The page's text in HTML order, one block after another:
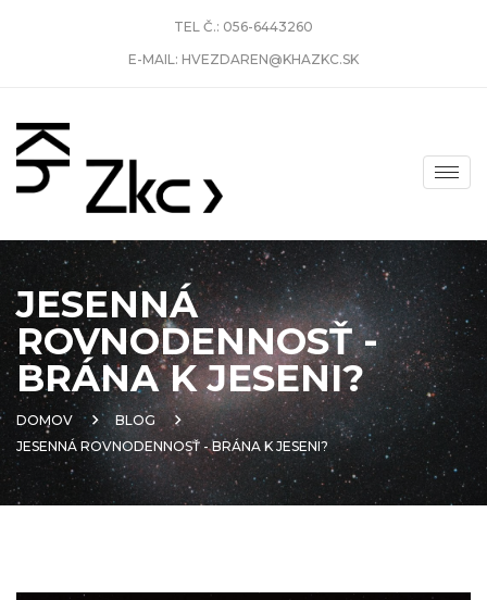
TEL Č.: 056-6443260
E-MAIL: HVEZDAREN@KHAZKC.SK
JESENNÁ
ROVNODENNOSŤ -
BRÁNA K JESENI?
DOMOV
BLOG
JESENNÁ ROVNODENNOSŤ - BRÁNA K JESENI?